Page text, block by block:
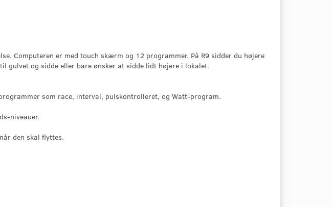
Computeren er med touch skærm og 12 programmer. På R9 sidder du højere
gulvet og sidde eller bare ønsker at sidde lidt højere i lokalet.
som race, interval, pulskontrolleret, og Watt-program.
niveauer.
den skal flyttes.